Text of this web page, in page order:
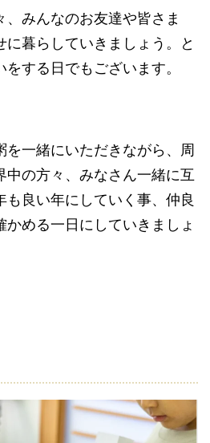
、みんなのお友達や皆さま
に暮らしていきましょう。と
する日でもございます。
一緒にいただきながら、周
中の方々、みなさん一緒に互
も良い年にしていく事、仲良
かめる一日にしていきましょ